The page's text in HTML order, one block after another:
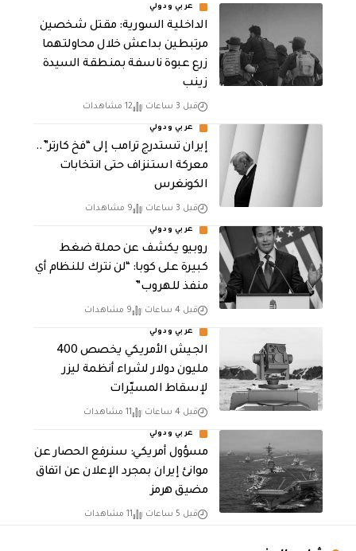
عربي ودولي
الداخلية السورية: مقتل شخصين
مرتبطين بداعش خلال محاولتهما
زرع عبوة ناسفة بمنطقة السيدة
زينب
قبل 3 ساعات 12 مشاهدات
عربي ودولي
إيران تستدرج ترامب إلى “فخ كارتر”..
معركة استنزاف حتى انتخابات
الكونغرس
قبل 3 ساعات 9 مشاهدات
عربي ودولي
روبيو يكشف عن حملة ضغط
كبيرة على كوبا: “لن نترك للنظام أي
منفذ للهروب”
قبل 4 ساعات 9 مشاهدات
عربي ودولي
الجيش الأمريكي يخصص 400
مليون دولار لشراء أنظمة ليزر
لإسقاط المسيّرات
قبل 4 ساعات 11 مشاهدات
عربي ودولي
مسؤول أمريكي: سنرفع الحصار عن
موانئ إيران بمجرد الإعلان عن اتفاق
مضيق هرمز
قبل 5 ساعات 11 مشاهدات